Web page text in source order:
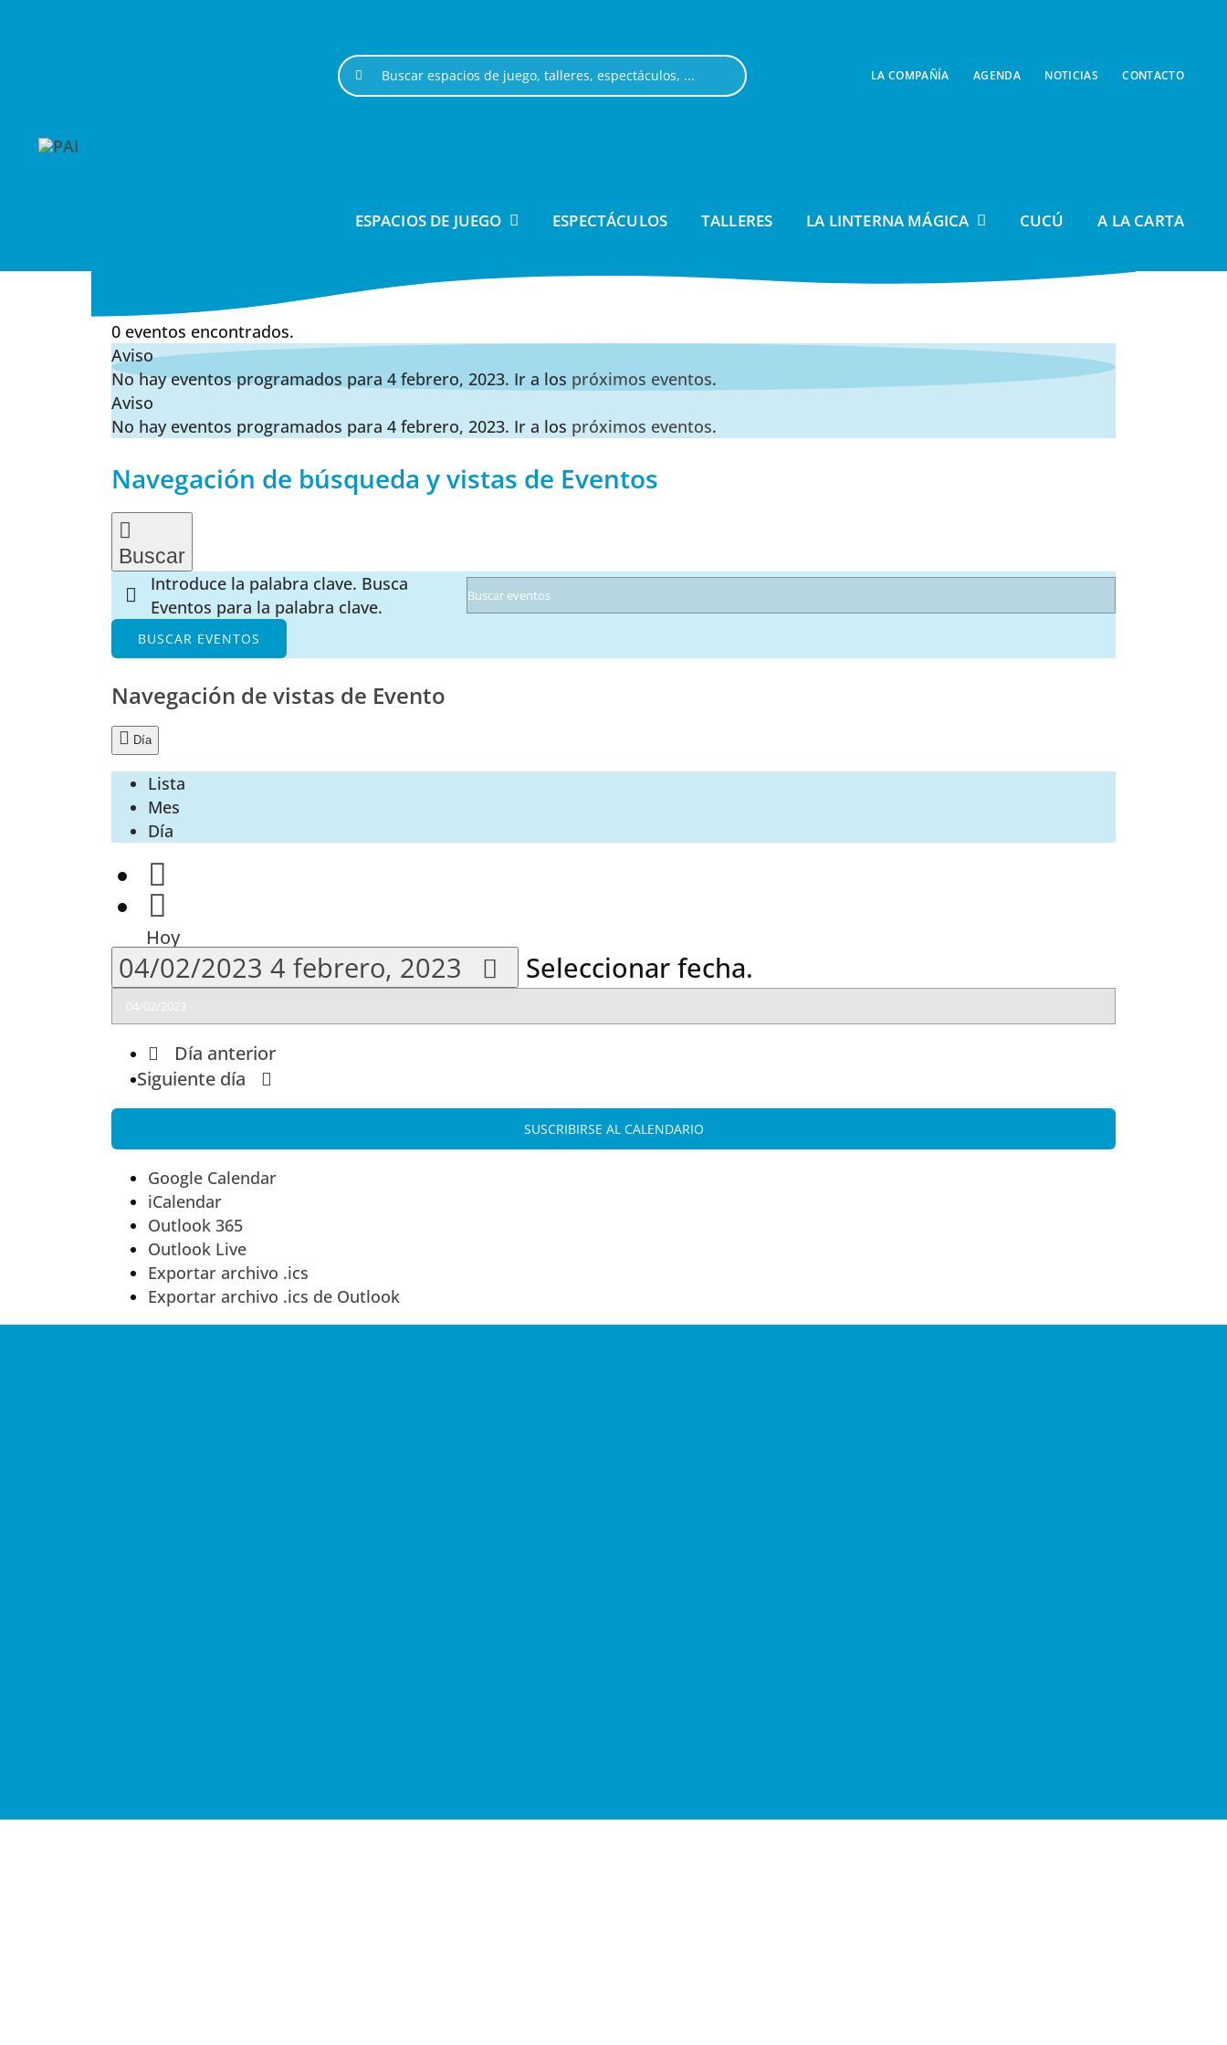
Buscar: LA COMPAÑÍA AGENDA NOTICIAS CONTACTO
ESPACIOS DE JUEGO ESPECTÁCULOS TALLERES LA LINTERNA MÁGICA CUCÚ A LA CARTA
0 eventos encontrados.
Aviso
No hay eventos programados para 4 febrero, 2023. Ir a los próximos eventos.
Aviso
No hay eventos programados para 4 febrero, 2023. Ir a los próximos eventos.
Navegación de búsqueda y vistas de Eventos
Buscar
Introduce la palabra clave. Busca
Eventos para la palabra clave.
BUSCAR EVENTOS
Navegación de vistas de Evento
Día
Lista
Mes
Día
Hoy
04/02/2023 4 febrero, 2023 Seleccionar fecha.
Día anterior
Siguiente día
SUSCRIBIRSE AL CALENDARIO
Google Calendar
iCalendar
Outlook 365
Outlook Live
Exportar archivo .ics
Exportar archivo .ics de Outlook